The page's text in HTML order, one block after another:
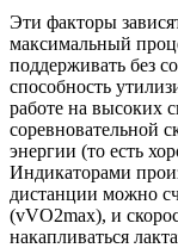
Эти факторы
максимальный
поддерживать без
способность
работе на высоких
соревновательной
энергии (то есть
Индикаторами
дистанции можно
(vVO2max), и
накапливаться